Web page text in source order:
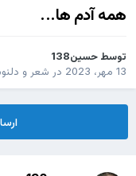
همه آدم ها...
توسط حسین138
13 مهر، 2023
در شعر و